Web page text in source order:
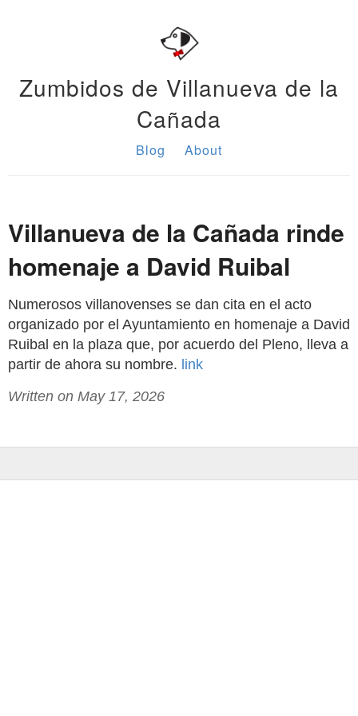
Zumbidos de Villanueva de la
Cañada
Blog About
Villanueva de la Cañada rinde
homenaje a David Ruibal
Numerosos villanovenses se dan cita en el acto
organizado por el Ayuntamiento en homenaje a David
Ruibal en la plaza que, por acuerdo del Pleno, lleva a
partir de ahora su nombre. link
Written on May 17, 2026